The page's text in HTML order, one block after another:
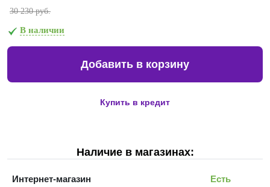
30 230 руб.
В наличии
Добавить в корзину
Купить в кредит
Наличие в магазинах:
Интернет-магазин
Есть